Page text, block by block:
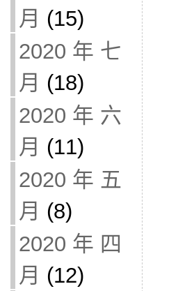
月 (15)
2020 年 七
月 (18)
2020 年 六
月 (11)
2020 年 五
月 (8)
2020 年 四
月 (12)